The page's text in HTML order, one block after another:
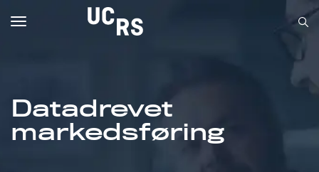
Datadrevet
markedsføring